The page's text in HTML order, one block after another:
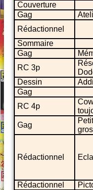
Couverture
Gag
Rédactionnel
Sommaire
Gag
RC 3p
Dessin
Gag
RC 4p
Gag
Rédactionnel
Rédactionnel